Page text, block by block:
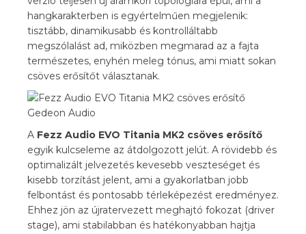
hangkarakterben is egyértelműen megjelenik:
tisztább, dinamikusabb és kontrolláltabb
megszólalást ad, miközben megmarad az a fajta
természetes, enyhén meleg tónus, ami miatt sokan
csöves erősítőt választanak.
A Fezz Audio EVO Titania MK2 csöves erősítő
egyik kulcseleme az átdolgozott jelút. A rövidebb és
optimalizált jelvezetés kevesebb veszteséget és
kisebb torzítást jelent, ami a gyakorlatban jobb
felbontást és pontosabb térleképezést eredményez.
Ehhez jön az újratervezett meghajtó fokozat (driver
stage), ami stabilabban és hatékonyabban hajtja